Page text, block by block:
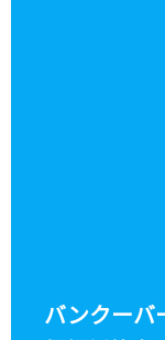
バンクーバ